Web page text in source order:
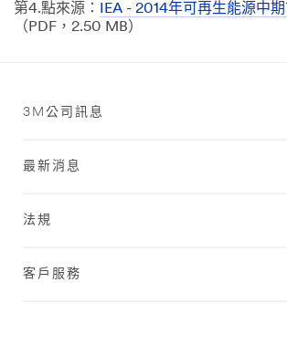
第4.點來源：
IEA - 2014年可再生能源中
（PDF，2.50 MB）
3M公司訊息
最新消息
法規
客戶服務